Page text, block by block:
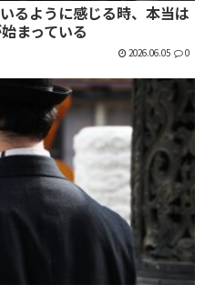
るように感じる時、本当は
まっている
2026.06.05 0